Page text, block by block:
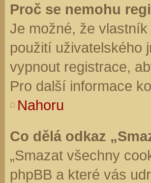
Proč se nemohu
Je možné, že
použití uživatelského
vypnout registrace,
Pro další informace
Nahoru
Co dělá odkaz
„Smazat všechny
phpBB a které vás